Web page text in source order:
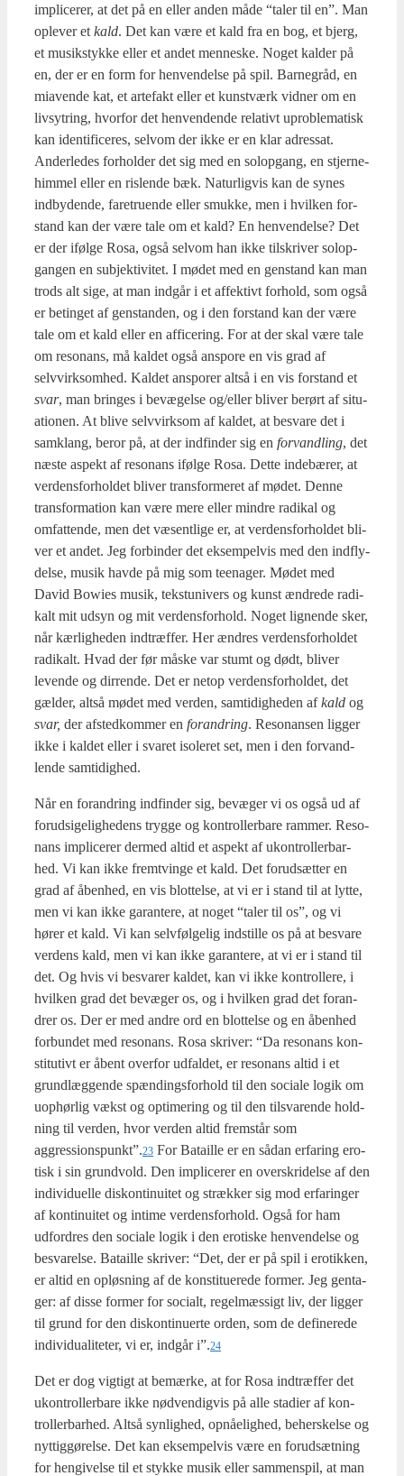
impli­ce­rer, at det på en eller anden måde “taler til en”. Man
ople­ver et kald. Det kan være et kald fra en bog, et bjerg,
et musiks­tyk­ke eller et andet men­ne­ske. Noget kal­der på
en, der er en form for hen­ven­del­se på spil. Bar­ne­g­råd, en
mia­ven­de kat, et arte­fakt eller et kunst­værk vid­ner om en
liv­sy­t­ring, hvor­for det hen­ven­den­de rela­tivt upro­ble­ma­tisk
kan iden­ti­fi­ce­res, selv­om der ikke er en klar adres­sat.
Ander­le­des for­hol­der det sig med en sol­op­gang, en stjer­ne­
him­mel eller en ris­len­de bæk. Natur­lig­vis kan de synes
ind­by­den­de, fare­tru­en­de eller smuk­ke, men i hvil­ken for­
stand kan der være tale om et kald? En hen­ven­del­se? Det
er der iføl­ge Rosa, også selv­om han ikke til­skri­ver sol­op­
gan­gen en sub­jek­ti­vi­tet. I mødet med en gen­stand kan man
trods alt sige, at man ind­går i et affek­tivt for­hold, som også
er betin­get af gen­stan­den, og i den for­stand kan der være
tale om et kald eller en affi­ce­ring. For at der skal være tale
om reso­nans, må kal­det også anspo­re en vis grad af
selvvirk­som­hed. Kal­det anspo­rer alt­så i en vis for­stand et
svar, man brin­ges i bevæ­gel­se og/eller bli­ver berørt af situ­
a­tio­nen. At bli­ve selvvirk­som af kal­det, at besva­re det i
sam­klang, beror på, at der ind­fin­der sig en for­vand­ling, det
næste aspekt af reso­nans iføl­ge Rosa. Det­te inde­bæ­rer, at
ver­dens­for­hol­det bli­ver trans­for­me­ret af mødet. Den­ne
trans­for­ma­tion kan være mere eller min­dre radi­kal og
omfat­ten­de, men det væsent­li­ge er, at ver­dens­for­hol­det bli­
ver et andet. Jeg for­bin­der det eksem­pel­vis med den ind­fly­
del­se, musik hav­de på mig som tee­na­ger. Mødet med
David Bowies musik, tek­stu­ni­vers og kunst ændre­de radi­
kalt mit udsyn og mit ver­dens­for­hold. Noget lig­nen­de sker,
når kær­lig­he­den ind­træf­fer. Her ændres ver­dens­for­hol­det
radi­kalt. Hvad der før måske var stumt og dødt, bli­ver
leven­de og dir­ren­de. Det er net­op ver­dens­for­hol­det, det
gæl­der, alt­så mødet med ver­den, sam­ti­dig­he­den afkald og
svar, der afsted­kom­mer en for­an­dring. Reso­nan­sen lig­ger
ikke i kal­det eller i sva­ret iso­le­ret set, men i den for­vand­
len­de sam­ti­dig­hed.
Når en for­an­dring ind­fin­der sig, bevæ­ger vi os også ud af
for­ud­si­ge­lig­he­dens tryg­ge og kon­trol­ler­ba­re ram­mer. Reso­
nans impli­ce­rer der­med altid et aspekt af ukon­trol­ler­bar­
hed. Vi kan ikke fremtvin­ge et kald. Det for­ud­sæt­ter en
grad af åben­hed, en vis blot­tel­se, at vi er i stand til at lyt­te,
men vi kan ikke garan­te­re, at noget “taler til os”, og vi
hører et kald. Vi kan selv­føl­ge­lig indstil­le os på at besva­re
ver­dens kald, men vi kan ikke garan­te­re, at vi er i stand til
det. Og hvis vi besva­rer kal­det, kan vi ikke kon­trol­le­re, i
hvil­ken grad det bevæ­ger os, og i hvil­ken grad det for­an­
drer os. Der er med andre ord en blot­tel­se og en åben­hed
for­bun­det med reso­nans. Rosa skri­ver: “Da reso­nans kon­
sti­tu­tivt er åbent over­for udfal­det, er reso­nans altid i et
grund­læg­gen­de spæn­dings­for­hold til den soci­a­le logik om
uop­hør­lig vækst og opti­me­ring og til den til­sva­ren­de hold­
ning til ver­den, hvor ver­den altid frem­står som
aggressionspunkt”.23 For Bata­il­le er en sådan erfa­ring ero­
tisk i sin grund­vold. Den impli­ce­rer en over­skri­del­se af den
indi­vi­du­el­le dis­kon­ti­nu­i­tet og stræk­ker sig mod erfa­ring­er
af kon­ti­nu­i­tet og inti­me ver­dens­for­hold. Også for ham
udfor­dres den soci­a­le logik i den ero­ti­ske hen­ven­del­se og
besva­rel­se. Bata­il­le skri­ver: “Det, der er på spil i ero­tik­ken,
er altid en opløs­ning af de kon­sti­tu­e­re­de for­mer. Jeg gen­ta­
ger: af dis­se for­mer for soci­alt, regel­mæs­sigt liv, der lig­ger
til grund for den dis­kon­ti­nu­er­te orden, som de defi­ne­re­de
indi­vi­du­a­li­te­ter, vi er, ind­går i”.24
Det er dog vig­tigt at bemær­ke, at for Rosa ind­træf­fer det
ukon­trol­ler­ba­re ikke nød­ven­dig­vis på alle sta­di­er af kon­
trol­ler­bar­hed. Alt­så syn­lig­hed, opnå­e­lig­hed, beher­skel­se og
nyt­tig­gø­rel­se. Det kan eksem­pel­vis være en for­ud­sæt­ning
for hen­gi­vel­se til et styk­ke musik eller sam­men­spil, at man